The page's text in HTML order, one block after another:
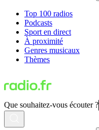
Top 100 radios
Podcasts
Sport en direct
À proximité
Genres musicaux
Thèmes
Que souhaitez-vous écouter ?